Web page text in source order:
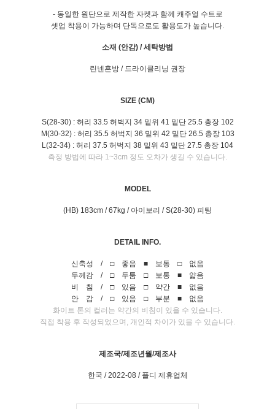
- 동일한 원단으로 제작한 자켓과 함께 캐주얼 수트로
셋업 착용이 가능하며 단독으로도 활용도가 높습니다.
소재 (안감) / 세탁방법
린넨혼방 / 드라이클리닝 권장
SIZE (CM)
S(28-30) : 허리 33.5 허벅지 34 밑위 41 밑단 25.5 총장 102
M(30-32) : 허리 35.5 허벅지 36 밑위 42 밑단 26.5 총장 103
L(32-34) : 허리 37.5 허벅지 38 밑위 43 밑단 27.5 총장 104
측정 방법에 따라 1~3cm 정도 오차가 생길 수 있습니다.
MODEL
(HB) 183cm / 67kg / 아이보리 / S(28-30) 피팅
DETAIL INFO.
신축성 / □ 좋음 ■ 보통 □ 없음
두께감 / □ 두툼 □ 보통 ■ 얇음
비 침 / □ 있음 □ 약간 ■ 없음
안 감 / □ 있음 □ 부분 ■ 없음
화이트 톤의 컬러는 약간의 비침이 있을 수 있습니다.
직접 착용 후 작성되었으며, 개인적 차이가 있을 수 있습니다.
제조국/제조년월/제조사
한국 / 2022-08 / 플디 제휴업체